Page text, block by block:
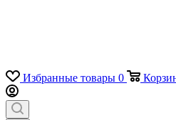
Избранные товары 0